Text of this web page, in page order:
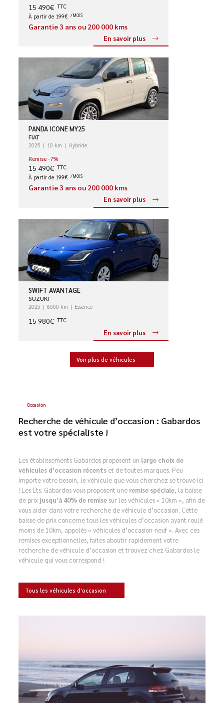
15 490€ TTC
À partir de 199€ /MOIS
Garantie 3 ans ou 200 000 kms
En savoir plus
PANDA ICONE MY25
FIAT
2025 10 km
Hybride
Remise -7%
15 490€ TTC
À partir de 199€ /MOIS
Garantie 3 ans ou 200 000 kms
En savoir plus
SWIFT AVANTAGE
SUZUKI
2025 6000 km Essence
15 980€ TTC
En savoir plus
Voir plus de véhicules
Occasion
Recherche de véhicule d’occasion : Gabardos
est votre spécialiste !
Les établissements Gabardos proposent un large choix de
véhicules d’occasion récents et de toutes marques. Peu
importe votre besoin, le véhicule que vous cherchez se trouve ici
! Les Ets. Gabardos vous proposent une remise spéciale, la baisse
de prix jusqu’à 40% de remise sur les véhicules « 10km », afin de
vous aider dans votre recherche de véhicule d’occasion. Cette
baisse de prix concerne tous les véhicules d’occasion ayant roulé
moins de 10km, appelés « véhicules d’occasion-neuf ». Avec ces
remises exceptionnelles, faites aboutir rapidement votre
recherche de véhicule d’occasion et trouvez chez Gabardos le
véhicule qui vous correspond !
Tous les véhicules d'occasion